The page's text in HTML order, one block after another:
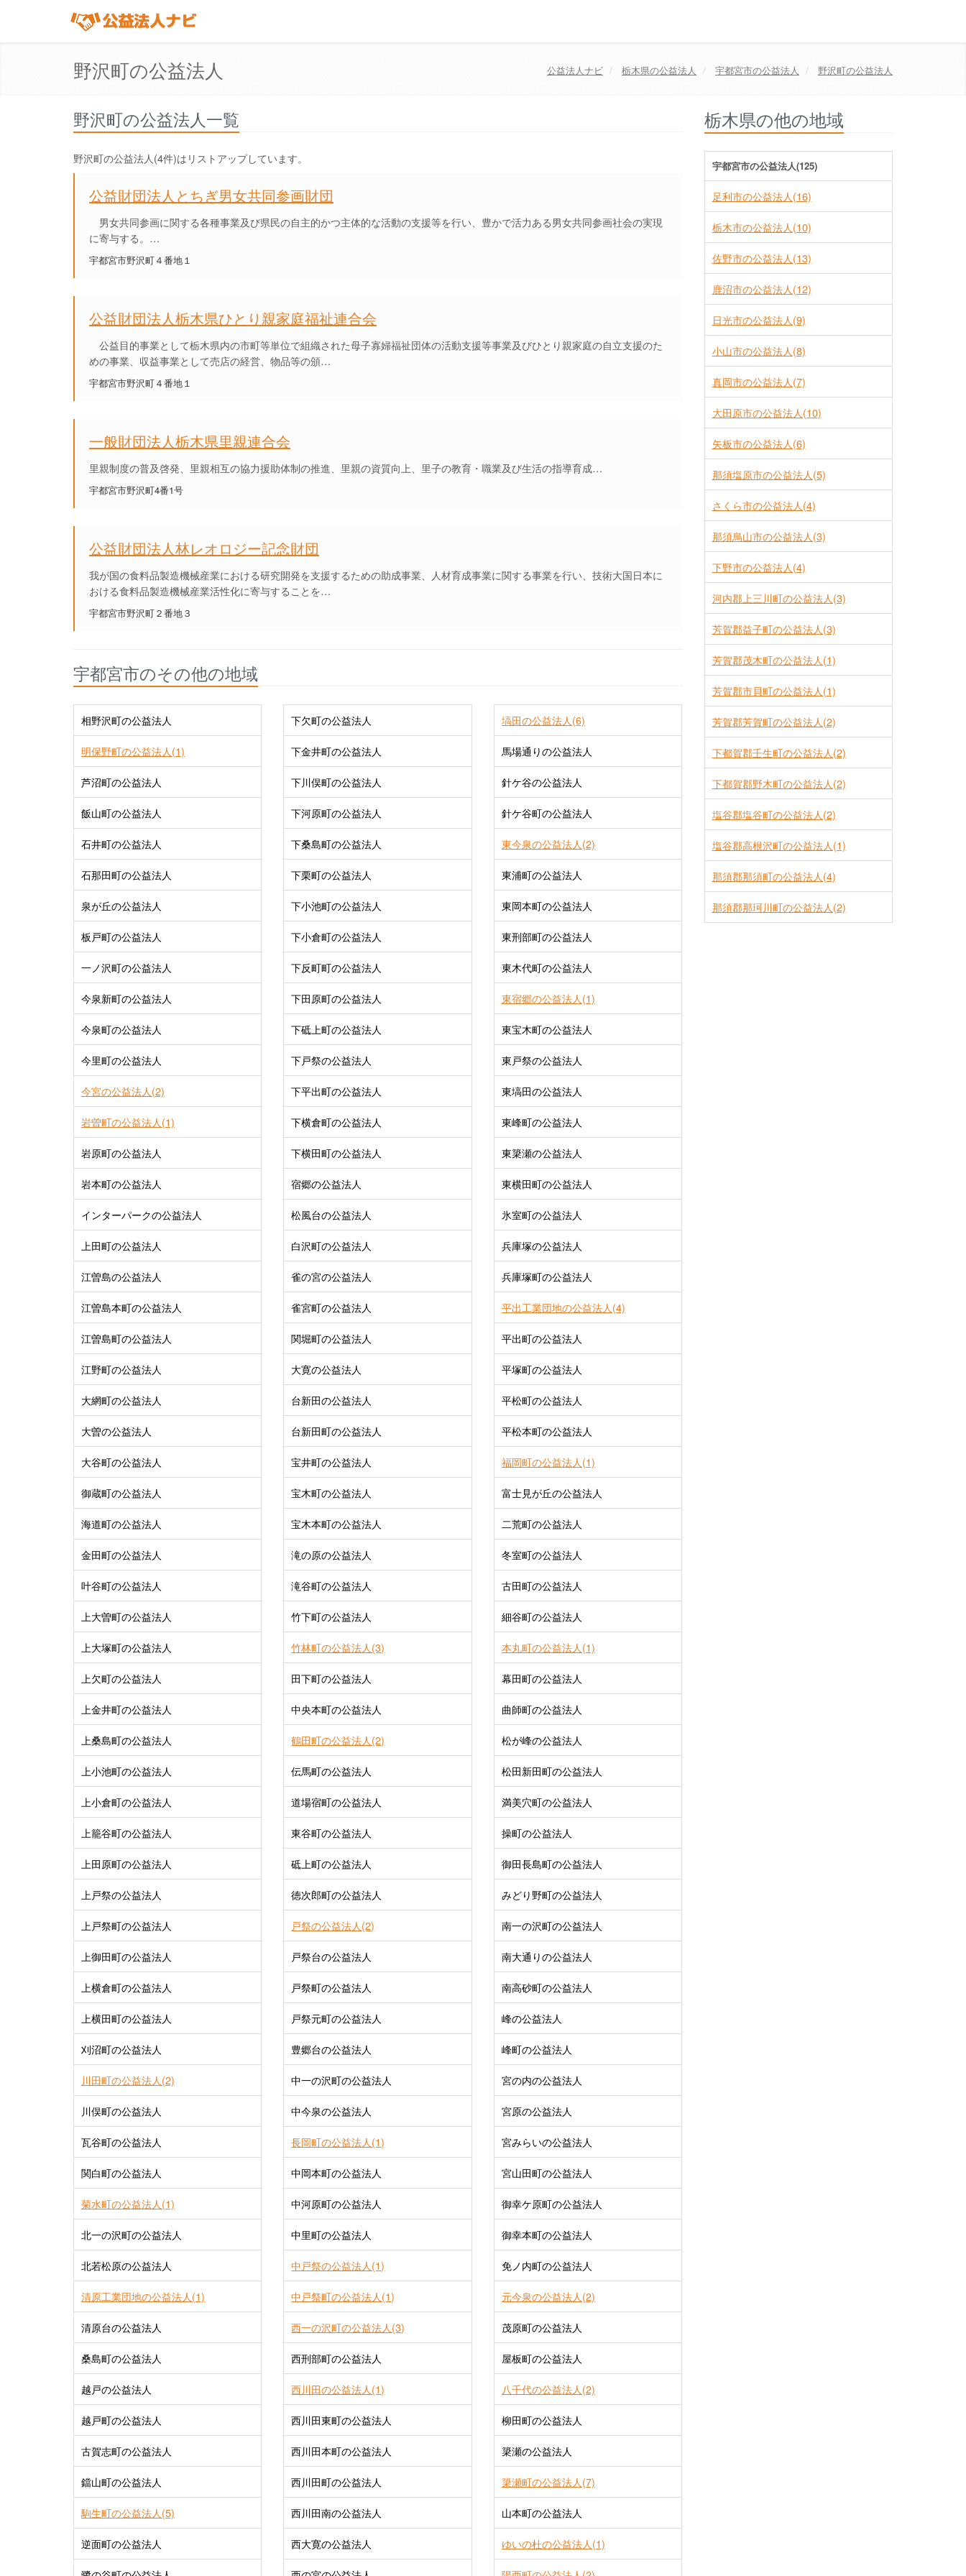
野沢町の公益法人 公益法人ナビ 栃木県の公益法人 宇都宮市の公益法人 野沢町の公益法人
野沢町の公益法人一覧
野沢町の公益法人(4件)はリストアップしています。
公益財団法人とちぎ男女共同参画財団
男女共同参画に関する各種事業及び県民の自主的かつ主体的な活動の支援等を行い、豊かで活力ある男女共同参画社会の実現
に寄与する。…
宇都宮市野沢町４番地１
公益財団法人栃木県ひとり親家庭福祉連合会
公益目的事業として栃木県内の市町等単位で組織された母子寡婦福祉団体の活動支援等事業及びひとり親家庭の自立支援のた
めの事業、収益事業として売店の経営、物品等の頒…
宇都宮市野沢町４番地１
一般財団法人栃木県里親連合会
里親制度の普及啓発、里親相互の協力援助体制の推進、里親の資質向上、里子の教育・職業及び生活の指導育成…
宇都宮市野沢町4番1号
公益財団法人林レオロジー記念財団
我が国の食料品製造機械産業における研究開発を支援するための助成事業、人材育成事業に関する事業を行い、技術大国日本に
おける食料品製造機械産業活性化に寄与することを…
宇都宮市野沢町２番地３
宇都宮市のその他の地域
相野沢町の公益法人
明保野町の公益法人(1)
芦沼町の公益法人
飯山町の公益法人
石井町の公益法人
石那田町の公益法人
泉が丘の公益法人
板戸町の公益法人
一ノ沢町の公益法人
今泉新町の公益法人
今泉町の公益法人
今里町の公益法人
今宮の公益法人(2)
岩曽町の公益法人(1)
岩原町の公益法人
岩本町の公益法人
インターパークの公益法人
上田町の公益法人
江曽島の公益法人
江曽島本町の公益法人
江曽島町の公益法人
江野町の公益法人
大網町の公益法人
大曽の公益法人
大谷町の公益法人
御蔵町の公益法人
海道町の公益法人
金田町の公益法人
叶谷町の公益法人
上大曽町の公益法人
上大塚町の公益法人
上欠町の公益法人
上金井町の公益法人
上桑島町の公益法人
上小池町の公益法人
上小倉町の公益法人
上籠谷町の公益法人
上田原町の公益法人
上戸祭の公益法人
上戸祭町の公益法人
上御田町の公益法人
上横倉町の公益法人
上横田町の公益法人
刈沼町の公益法人
川田町の公益法人(2)
川俣町の公益法人
瓦谷町の公益法人
関白町の公益法人
菊水町の公益法人(1)
北一の沢町の公益法人
北若松原の公益法人
清原工業団地の公益法人(1)
清原台の公益法人
桑島町の公益法人
越戸の公益法人
越戸町の公益法人
古賀志町の公益法人
鐺山町の公益法人
駒生町の公益法人(5)
逆面町の公益法人
下欠町の公益法人
下金井町の公益法人
下川俣町の公益法人
下河原町の公益法人
下桑島町の公益法人
下栗町の公益法人
下小池町の公益法人
下小倉町の公益法人
下反町町の公益法人
下田原町の公益法人
下砥上町の公益法人
下戸祭の公益法人
下平出町の公益法人
下横倉町の公益法人
下横田町の公益法人
宿郷の公益法人
松風台の公益法人
白沢町の公益法人
雀の宮の公益法人
雀宮町の公益法人
関堀町の公益法人
大寛の公益法人
台新田の公益法人
台新田町の公益法人
宝井町の公益法人
宝木町の公益法人
宝木本町の公益法人
滝の原の公益法人
滝谷町の公益法人
竹下町の公益法人
竹林町の公益法人(3)
田下町の公益法人
中央本町の公益法人
鶴田町の公益法人(2)
伝馬町の公益法人
道場宿町の公益法人
東谷町の公益法人
砥上町の公益法人
徳次郎町の公益法人
戸祭の公益法人(2)
戸祭台の公益法人
戸祭町の公益法人
戸祭元町の公益法人
豊郷台の公益法人
中一の沢町の公益法人
中今泉の公益法人
長岡町の公益法人(1)
中岡本町の公益法人
中河原町の公益法人
中里町の公益法人
中戸祭の公益法人(1)
中戸祭町の公益法人(1)
西一の沢町の公益法人(3)
西刑部町の公益法人
西川田の公益法人(1)
西川田東町の公益法人
西川田本町の公益法人
西川田町の公益法人
西川田南の公益法人
西大寛の公益法人
塙田の公益法人(6)
馬場通りの公益法人
針ケ谷の公益法人
針ケ谷町の公益法人
東今泉の公益法人(2)
東浦町の公益法人
東岡本町の公益法人
東刑部町の公益法人
東木代町の公益法人
東宿郷の公益法人(1)
東宝木町の公益法人
東戸祭の公益法人
東塙田の公益法人
東峰町の公益法人
東簗瀬の公益法人
東横田町の公益法人
氷室町の公益法人
兵庫塚の公益法人
兵庫塚町の公益法人
平出工業団地の公益法人(4)
平出町の公益法人
平塚町の公益法人
平松町の公益法人
平松本町の公益法人
福岡町の公益法人(1)
富士見が丘の公益法人
二荒町の公益法人
冬室町の公益法人
古田町の公益法人
細谷町の公益法人
本丸町の公益法人(1)
幕田町の公益法人
曲師町の公益法人
松が峰の公益法人
松田新田町の公益法人
満美穴町の公益法人
操町の公益法人
御田長島町の公益法人
みどり野町の公益法人
南一の沢町の公益法人
南大通りの公益法人
南高砂町の公益法人
峰の公益法人
峰町の公益法人
宮の内の公益法人
宮原の公益法人
宮みらいの公益法人
宮山田町の公益法人
御幸ケ原町の公益法人
御幸本町の公益法人
免ノ内町の公益法人
元今泉の公益法人(2)
茂原町の公益法人
屋板町の公益法人
八千代の公益法人(2)
柳田町の公益法人
簗瀬の公益法人
簗瀬町の公益法人(7)
山本町の公益法人
ゆいの杜の公益法人(1)
栃木県の他の地域
宇都宮市の公益法人(125)
足利市の公益法人(16)
栃木市の公益法人(10)
佐野市の公益法人(13)
鹿沼市の公益法人(12)
日光市の公益法人(9)
小山市の公益法人(8)
真岡市の公益法人(7)
大田原市の公益法人(10)
矢板市の公益法人(6)
那須塩原市の公益法人(5)
さくら市の公益法人(4)
那須烏山市の公益法人(3)
下野市の公益法人(4)
河内郡上三川町の公益法人(3)
芳賀郡益子町の公益法人(3)
芳賀郡茂木町の公益法人(1)
芳賀郡市貝町の公益法人(1)
芳賀郡芳賀町の公益法人(2)
下都賀郡壬生町の公益法人(2)
下都賀郡野木町の公益法人(2)
塩谷郡塩谷町の公益法人(2)
塩谷郡高根沢町の公益法人(1)
那須郡那須町の公益法人(4)
那須郡那珂川町の公益法人(2)